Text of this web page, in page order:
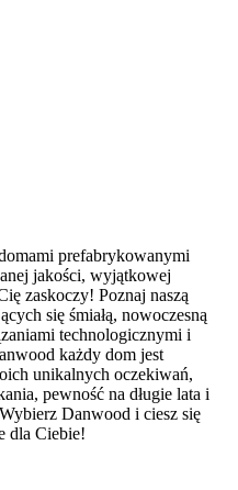
prefabrykowanymi
jakości, wyjątkowej
zaskoczy! Poznaj naszą
się śmiałą, nowoczesną
technologicznymi i
każdy dom jest
unikalnych oczekiwań,
pewność na długie lata i
Danwood i ciesz się
dla Ciebie!